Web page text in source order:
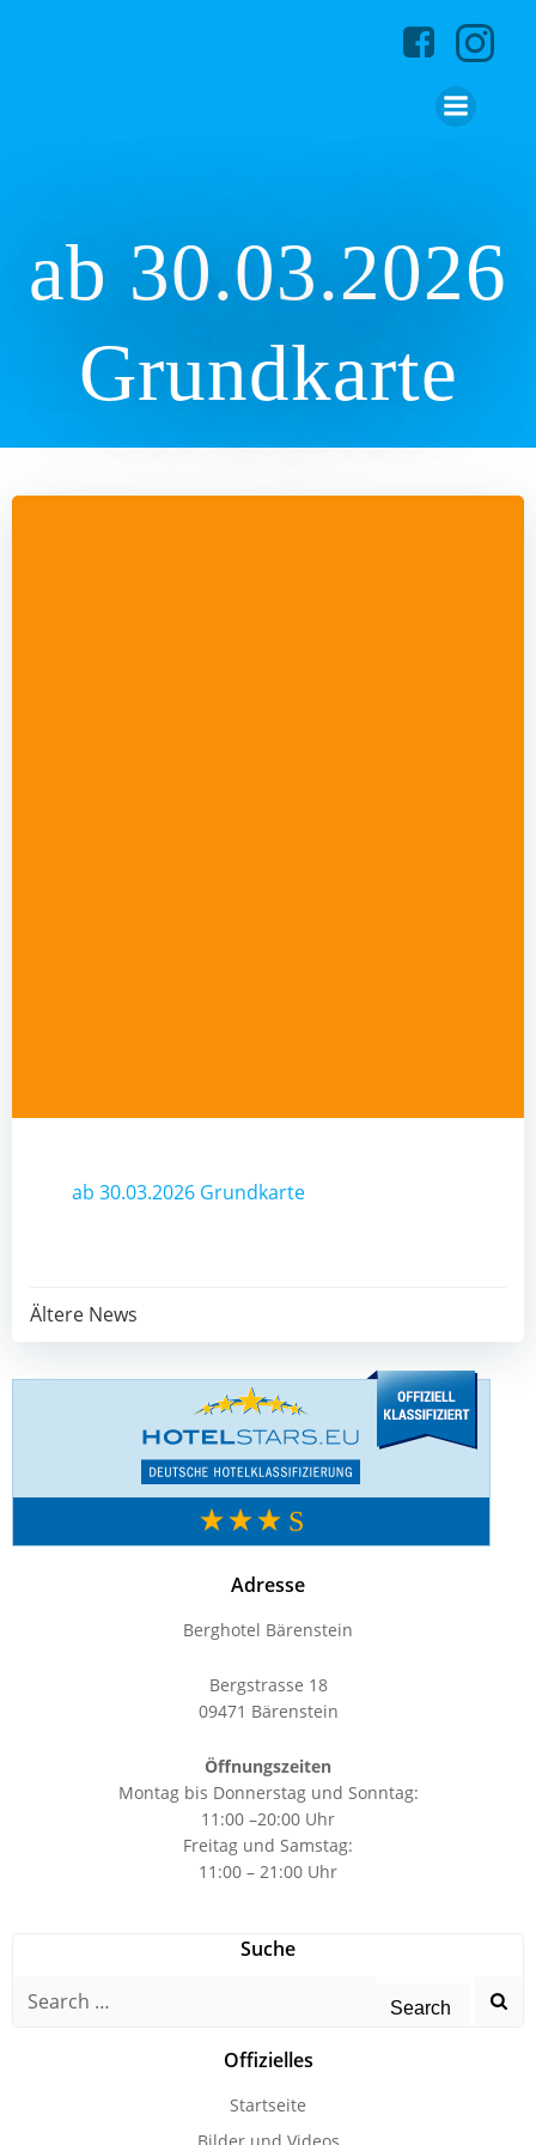
ab 30.03.2026
Grundkarte
ab 30.03.2026 Grundkarte
Post
navigation
Ältere News
Adresse
Berghotel Bärenstein
Bergstrasse 18
09471 Bärenstein
Öffnungszeiten
Montag bis Donnerstag und Sonntag:
11:00 –20:00 Uhr
Freitag und Samstag:
11:00 – 21:00 Uhr
Suche
Search
Offizielles
Startseite